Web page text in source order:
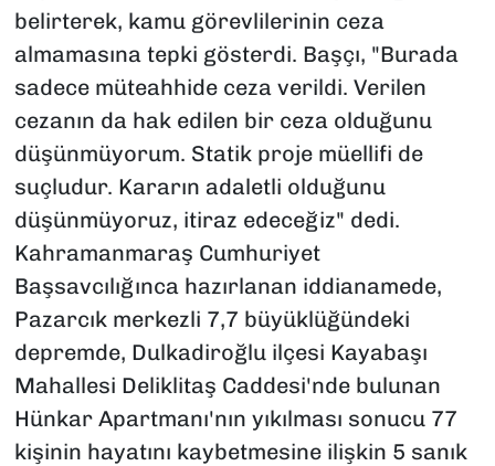
belirterek, kamu görevlilerinin ceza
almamasına tepki gösterdi. Başçı, "Burada
sadece müteahhide ceza verildi. Verilen
cezanın da hak edilen bir ceza olduğunu
düşünmüyorum. Statik proje müellifi de
suçludur. Kararın adaletli olduğunu
düşünmüyoruz, itiraz edeceğiz" dedi.
Kahramanmaraş Cumhuriyet
Başsavcılığınca hazırlanan iddianamede,
Pazarcık merkezli 7,7 büyüklüğündeki
depremde, Dulkadiroğlu ilçesi Kayabaşı
Mahallesi Deliklitaş Caddesi'nde bulunan
Hünkar Apartmanı'nın yıkılması sonucu 77
kişinin hayatını kaybetmesine ilişkin 5 sanık